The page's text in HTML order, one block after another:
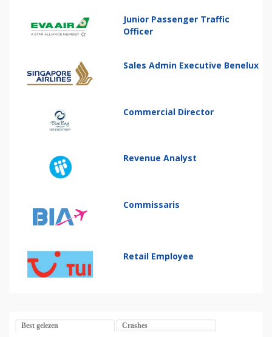
Junior Passenger Traffic
Officer
Sales Admin Executive Benelux
Commercial Director
Revenue Analyst
Commissaris
Retail Employee
Best gelezen Crashes